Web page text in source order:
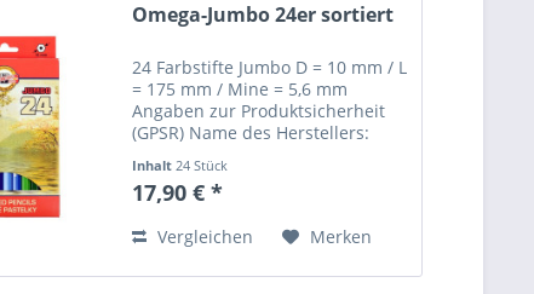
Omega-Jumbo 24er sortiert
24 Farbstifte Jumbo D = 10 mm / L
= 175 mm / Mine = 5,6 mm
Angaben zur Produktsicherheit
(GPSR) Name des Herstellers:
Musterstraße 12 Ort: Musterstadt
Telefonnummer: +49 123 456789
info@mustermann.de
Inhalt24 Stück
17,90 € *
Vergleichen Merken